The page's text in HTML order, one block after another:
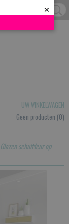
×
UW WINKELWAGEN
Geen producten (0)
Glazen schuifdeur op